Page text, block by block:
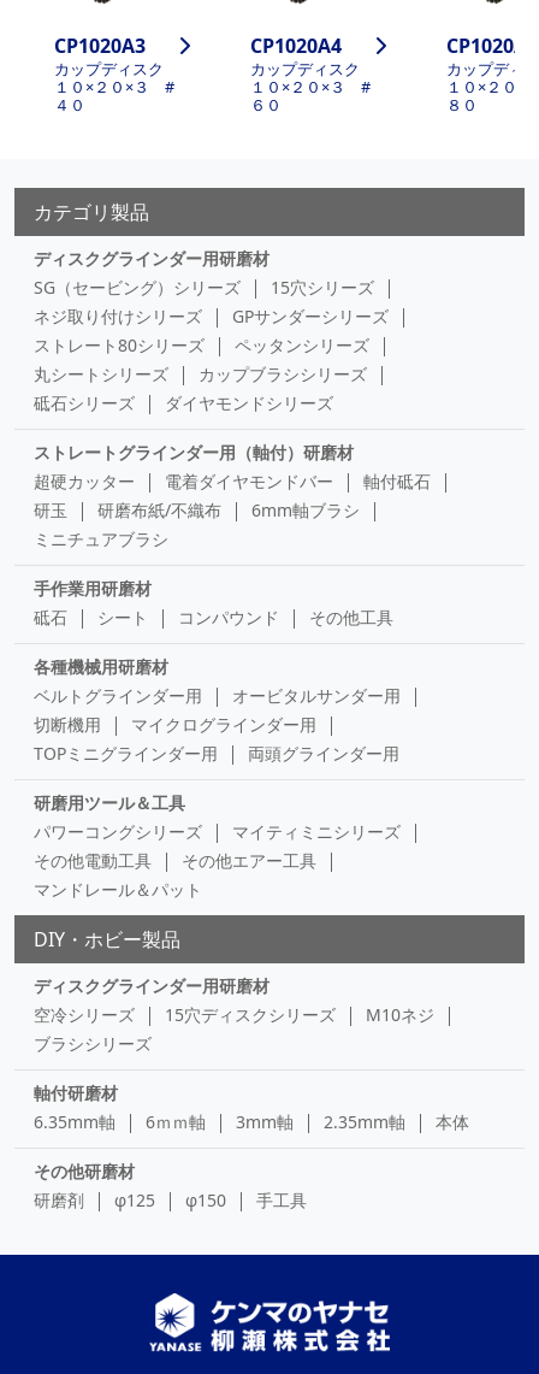
CP1020A3
カップディスク
１０×２０×３ #
４０
CP1020A4
カップディスク
１０×２０×３ #
６０
CP1020A5
カップデ
１０×２０
８０
カテゴリ製品
ディスクグラインダー用研磨材
SG（セービング）シリーズ
15穴シリーズ
ネジ取り付けシリーズ
GPサンダーシリーズ
ストレート80シリーズ
ペッタンシリーズ
丸シートシリーズ
カップブラシシリーズ
砥石シリーズ
ダイヤモンドシリーズ
ストレートグラインダー用（軸付）研磨材
超硬カッター
電着ダイヤモンドバー
軸付砥石
研玉
研磨布紙/不織布
6mm軸ブラシ
ミニチュアブラシ
手作業用研磨材
砥石
シート コンパウンド その他工具
各種機械用研磨材
ベルトグラインダー用
オービタルサンダー用
切断機用
マイクログラインダー用
TOPミニグラインダー用
両頭グラインダー用
研磨用ツール＆工具
パワーコングシリーズ
マイティミニシリーズ
その他電動工具
その他エアー工具
マンドレール＆パット
DIY・ホビー製品
ディスクグラインダー用研磨材
空冷シリーズ
15穴ディスクシリーズ
M10ネジ
ブラシシリーズ
軸付研磨材
6.35mm軸
6ｍｍ軸 3mm軸 2.35mm軸 本体
その他研磨材
研磨剤
φ125 φ150 手工具